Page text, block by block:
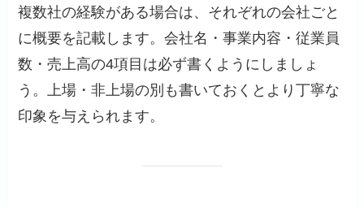
複数社の経験がある場合は、それぞれの会社ごと
に概要を記載します。会社名・事業内容・従業員
数・売上高の4項目は必ず書くようにしましょ
う。上場・非上場の別も書いておくとより丁寧な
印象を与えられます。